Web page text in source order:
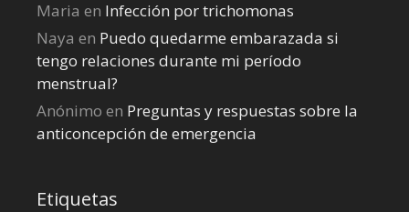
Maria en Infección por trichomonas
Naya en Puedo quedarme embarazada si
tengo relaciones durante mi perí­odo
menstrual?
Anónimo en Preguntas y respuestas sobre la
anticoncepción de emergencia
Etiquetas